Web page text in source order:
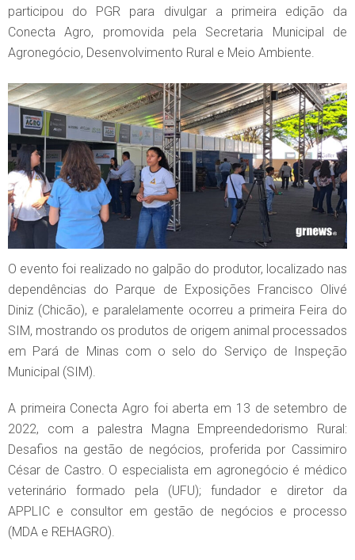
participou do PGR para divulgar a primeira edição da
Conecta Agro, promovida pela Secretaria Municipal de
Agronegócio, Desenvolvimento Rural e Meio Ambiente.
O evento foi realizado no galpão do produtor, localizado nas
dependências do Parque de Exposições Francisco Olivé
Diniz (Chicão), e paralelamente ocorreu a primeira Feira do
SIM, mostrando os produtos de origem animal processados
em Pará de Minas com o selo do Serviço de Inspeção
Municipal (SIM).
A primeira Conecta Agro foi aberta em 13 de setembro de
2022, com a palestra Magna Empreendedorismo Rural:
Desafios na gestão de negócios, proferida por Cassimiro
César de Castro. O especialista em agronegócio é médico
veterinário formado pela (UFU); fundador e diretor da
APPLIC e consultor em gestão de negócios e processo
(MDA e REHAGRO).